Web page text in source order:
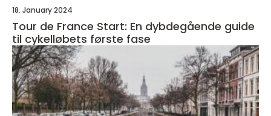
18. January 2024
Tour de France Start: En dybdegående guide
til cykelløbets første fase